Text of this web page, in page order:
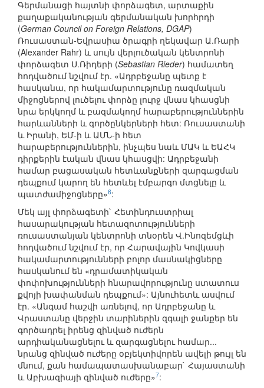
Գերմանացի հայտնի փորձագետ, արտաքին
քաղաքականության գերմանական խորհրդի
(German Council on Foreign Relations, DGAP)
Ռուսաստան-Եվրասիա ծրագրի ղեկավար Ա.Ռարի
(Alexander Rahr) և սույն վերլուծական կենտրոնի
փորձագետ Ս.Ռիդերի (Sebastian Rieder) համատեղ
հոդվածում նշվում էր. «Ադրբեջանը պետք է
հասկանա, որ հակամարտությունը ռազմական
միջոցներով լուծելու փորձը լուրջ վնաս կհասցնի
նրա երկկողմ և բազմակողմ հարաբերություններին
հարևանների և գործընկերների հետ: Ռուսաստանի
և Իրանի, ԵՄ-ի և ԱՄՆ-ի հետ
հարաբերություններին, ինչպես նաև ՄԱԿ և ԵԱՀԿ
դիրքերին էական վնաս կհասցվի: Ադրբեջանի
համար բացասական հետևանքների զարգացման
դեպքում կարող են հետևել էմբարգո մտցնելը և
պատժամիջոցները»6:
Մեկ այլ փորձագետի` Հետինդուստրիալ
հասարակության հետազոտությունների
ռուսաստանյան կենտրոնի տնօրեն Վ.Ինոզեմցևի
հոդվածում նշվում էր, որ Հարավային Կովկասի
հակամարտությունների բոլոր մասնակիցները
հասկանում են «դրամատիկական
փոփոխությունների հնարավորությունը ստատուս
քվոյի խափանման դեպքում»: Այնուհետև ասվում
էր. «Անգամ հաշվի առնելով, որ Ադրբեջանը և
Վրաստանը վերջին տարիներին զգալի ջանքեր են
գործադրել իրենց զինված ուժերն
արդիականացնելու և զարգացնելու համար...
նրանց զինված ուժերը օբյեկտիվորեն ավելի թույլ են
մնում, քան համապատասխանաբար` Հայաստանի
և Աբխազիայի զինված ուժերը»7: